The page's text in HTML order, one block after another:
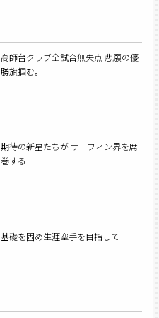
高師台クラブ全試合無失点 悲願の優
勝旗掴む。
期待の新星たちが サーフィン界を席
巻する
基礎を固め生涯空手を目指して